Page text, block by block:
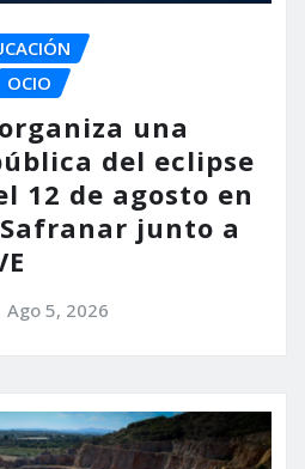
OCIO
una
del eclipse
12 de agosto en
junto a
Ago 5, 2026